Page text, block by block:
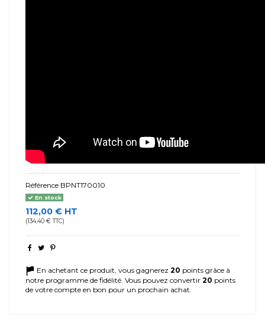
Référence BPNT170010
En stock
112,00 € HT
(134,40 € TTC)
En achetant ce produit, vous gagnerez 20 points grâce à
notre programme de fidélité. Vous pouvez convertir 20 points
de votre compte en bon pour un prochain achat.